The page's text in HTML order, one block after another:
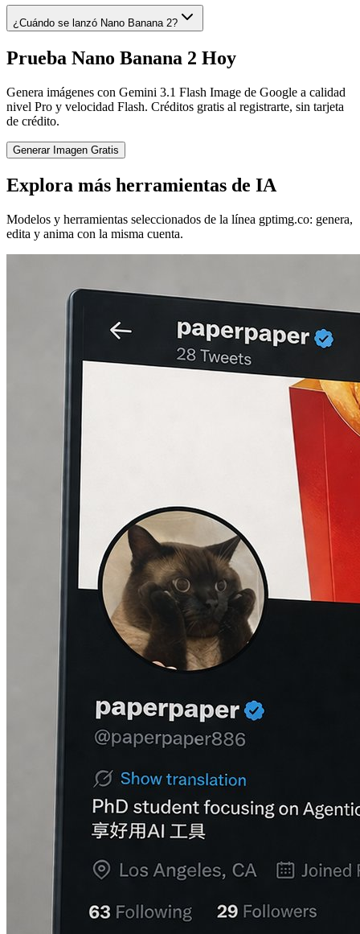
¿Cuándo se lanzó Nano Banana 2?
Prueba Nano Banana 2 Hoy
Genera imágenes con Gemini 3.1 Flash Image de Google a calidad
nivel Pro y velocidad Flash. Créditos gratis al registrarte, sin tarjeta
de crédito.
Generar Imagen Gratis
Explora más herramientas de IA
Modelos y herramientas seleccionados de la línea gptimg.co: genera,
edita y anima con la misma cuenta.